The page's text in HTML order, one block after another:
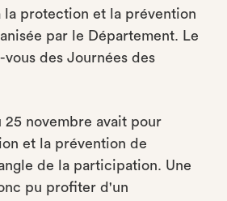
la protection et la prévention
par le Département. Le
des Journées des
novembre avait pour
et la prévention de
de la participation. Une
pu profiter d'un